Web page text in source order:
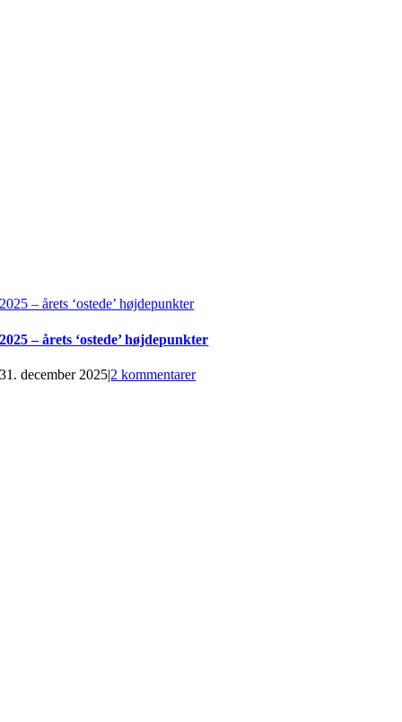
2025 – årets ‘ostede’ højdepunkter
2025 – årets ‘ostede’ højdepunkter
31. december 2025|2 kommentarer